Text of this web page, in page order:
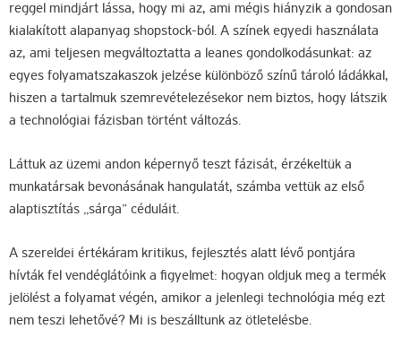
reggel mindjárt lássa, hogy mi az, ami mégis hiányzik a gondosan
kialakított alapanyag shopstock-ból. A színek egyedi használata
az, ami teljesen megváltoztatta a leanes gondolkodásunkat: az
egyes folyamatszakaszok jelzése különböző színű tároló ládákkal,
hiszen a tartalmuk szemrevételezésekor nem biztos, hogy látszik
a technológiai fázisban történt változás.
Láttuk az üzemi andon képernyő teszt fázisát, érzékeltük a
munkatársak bevonásának hangulatát, számba vettük az első
alaptisztítás „sárga” céduláit.
A szereldei értékáram kritikus, fejlesztés alatt lévő pontjára
hívták fel vendéglátóink a figyelmet: hogyan oldjuk meg a termék
jelölést a folyamat végén, amikor a jelenlegi technológia még ezt
nem teszi lehetővé? Mi is beszálltunk az ötletelésbe.